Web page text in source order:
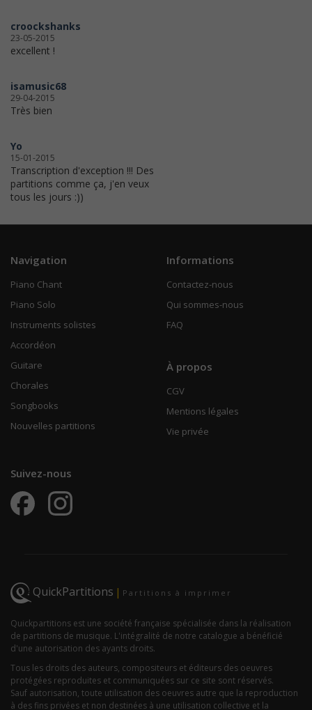
croockshanks
23-05-2015
excellent !
isamusic68
29-04-2015
Très bien
Yo
15-01-2015
Transcription d'exception !!! Des
partitions comme ça, j'en veux
tous les jours :))
Navigation
Piano Chant
Piano Solo
Instruments solistes
Accordéon
Guitare
Chorales
Songbooks
Nouvelles partitions
Informations
Contactez-nous
Qui sommes-nous
FAQ
À propos
CGV
Mentions légales
Vie privée
Suivez-nous
QuickPartitions | Partitions à imprimer
Quickpartitions est une société française spécialisée dans la réalisation
de partitions de musique. L'intégralité de notre catalogue a bénéficié
d'une autorisation des ayants droits.
Tous les droits des auteurs, compositeurs et éditeurs des oeuvres
protégées reproduites et communiquées sur ce site sont réservés.
Sauf autorisation, toute utilisation des oeuvres autre que la reproduction
à des fins privées et non destinées à une utilisation collective et la